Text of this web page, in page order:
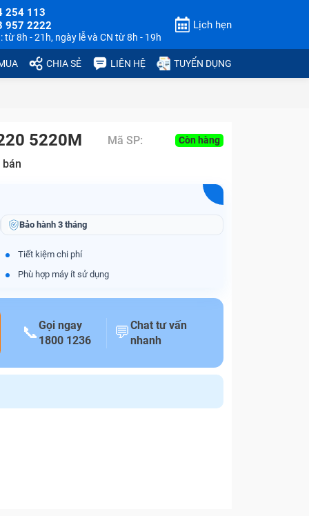
254 113
957 2222
từ 8h - 21h, ngày lễ và CN từ 8h - 19h
Lịch hẹn
CHIA SẺ LIÊN HỆ TUYỂN DỤNG
5220M Mã SP: Còn hàng
Bảo hành 3 tháng
Tiết kiệm chi phí
Phù hợp máy ít sử dụng
📞Gọi ngay
1800 1236
💬Chat tư vấn
nhanh